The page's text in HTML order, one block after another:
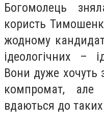
Богомолець
користь
жодному
ідеологічних –
Вони дуже хочуть
компромат,
вдаються до таких